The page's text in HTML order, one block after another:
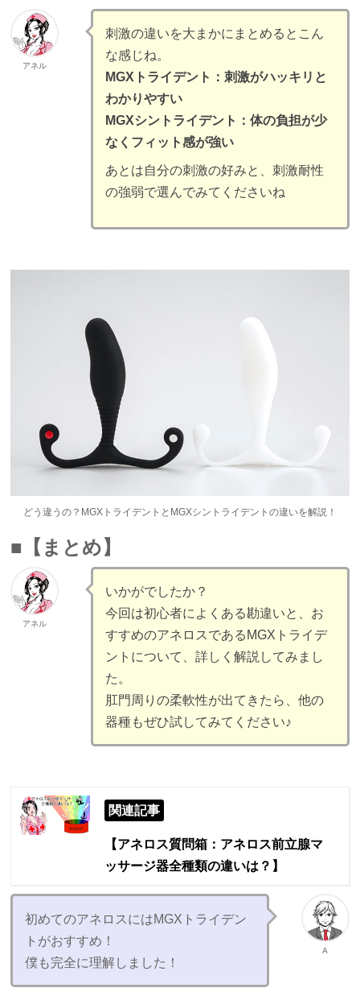
アネル
刺激の違いを大まかにまとめるとこん
な感じね。
MGXトライデント：刺激がハッキリと
わかりやすい
MGXシントライデント：体の負担が少
なくフィット感が強い
あとは自分の刺激の好みと、刺激耐性
の強弱で選んでみてくださいね
どう違うの？MGXトライデントとMGXシントライデントの違いを解説！
■【まとめ】
アネル
いかがでしたか？
今回は初心者によくある勘違いと、お
すすめのアネロスであるMGXトライデ
ントについて、詳しく解説してみまし
た。
肛門周りの柔軟性が出てきたら、他の
器種もぜひ試してみてください♪
関連記事
【アネロス質問箱：アネロス前立腺マ
ッサージ器全種類の違いは？】
A
初めてのアネロスにはMGXトライデン
トがおすすめ！
僕も完全に理解しました！